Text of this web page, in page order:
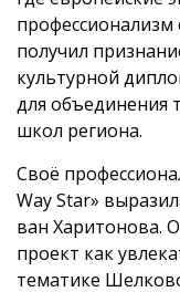
профессионализм
получил
культурной
для объединения
школ региона.
Своё
Way Star»
ван Харитонова.
проект как
тематике